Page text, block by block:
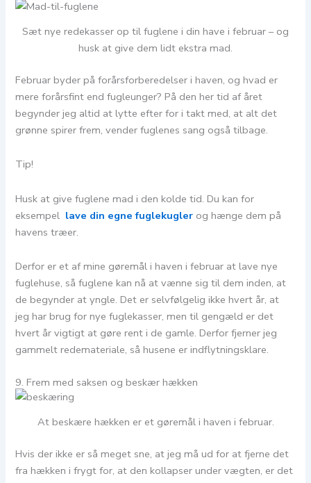
Sæt nye redekasser op til fuglene i din have i februar – og
husk at give dem lidt ekstra mad.
Februar byder på forårsforberedelser i haven, og hvad er
mere forårsfint end fugleunger? På den her tid af året
begynder jeg altid at lytte efter for i takt med, at alt det
grønne spirer frem, vender fuglenes sang også tilbage.
Tip!
Husk at give fuglene mad i den kolde tid. Du kan for
eksempel lave din egne fuglekugler og hænge dem på
havens træer.
Derfor er et af mine gøremål i haven i februar at lave nye
fuglehuse, så fuglene kan nå at vænne sig til dem inden, at
de begynder at yngle. Det er selvfølgelig ikke hvert år, at
jeg har brug for nye fuglekasser, men til gengæld er det
hvert år vigtigt at gøre rent i de gamle. Derfor fjerner jeg
gammelt redemateriale, så husene er indflytningsklare.
9. Frem med saksen og beskær hækken
At beskære hækken er et gøremål i haven i februar.
Hvis der ikke er så meget sne, at jeg må ud for at fjerne det
fra hækken i frygt for, at den kollapser under vægten, er det